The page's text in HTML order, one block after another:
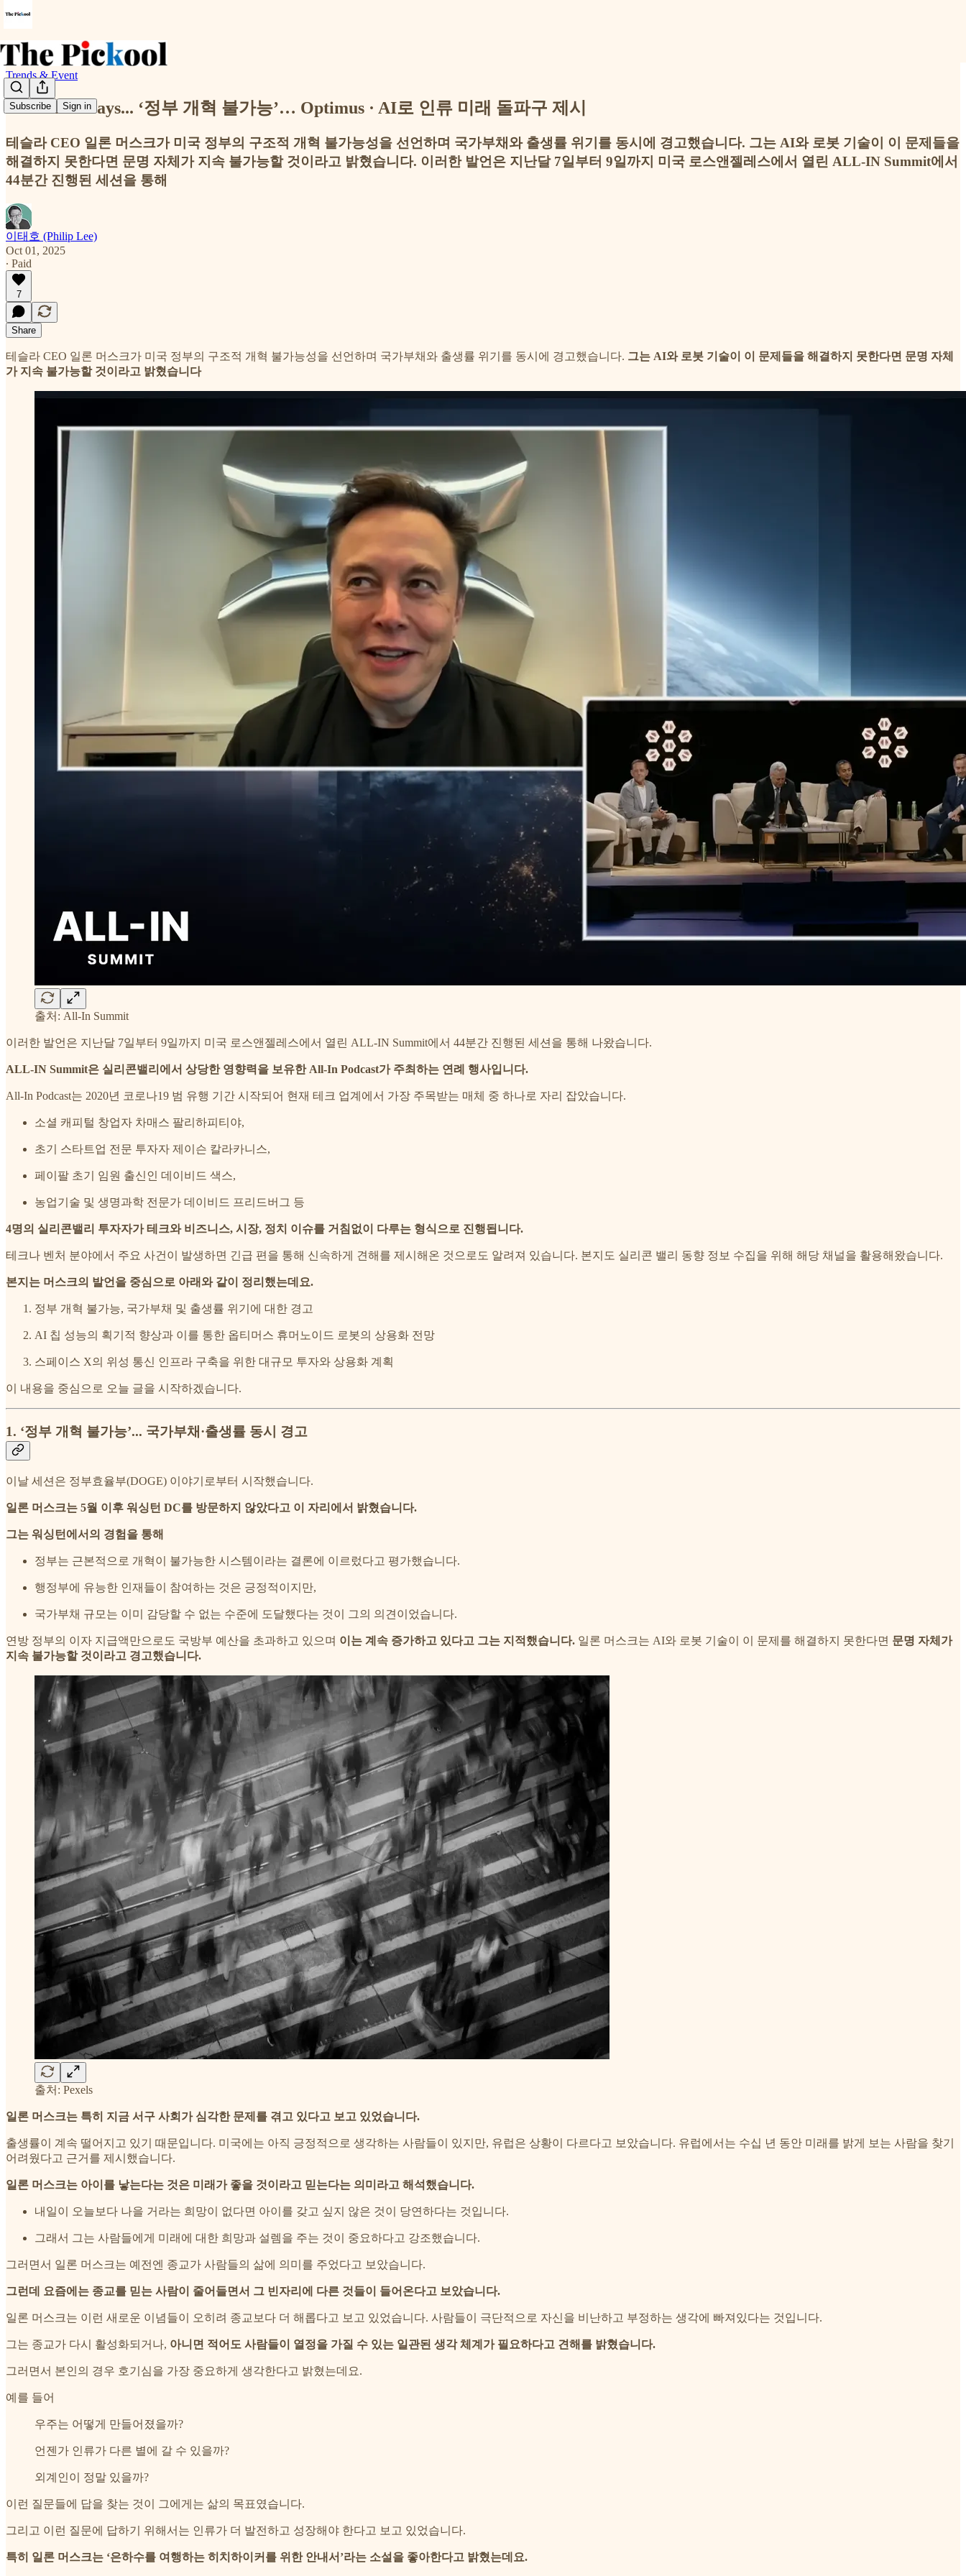
Subscribe Sign in
Trends & Event
Elon Musk says... ‘정부 개혁 불가능’… Optimus · AI로 인류 미래 돌파구 제시
테슬라 CEO 일론 머스크가 미국 정부의 구조적 개혁 불가능성을 선언하며 국가부채와 출생률 위기를 동시에 경고했습니다. 그는 AI와 로봇 기술이 이 문제들을
해결하지 못한다면 문명 자체가 지속 불가능할 것이라고 밝혔습니다. 이러한 발언은 지난달 7일부터 9일까지 미국 로스앤젤레스에서 열린 ALL-IN Summit에서
44분간 진행된 세션을 통해
이태호 (Philip Lee)
Oct 01, 2025
∙ Paid
7
Share
테슬라 CEO 일론 머스크가 미국 정부의 구조적 개혁 불가능성을 선언하며 국가부채와 출생률 위기를 동시에 경고했습니다. 그는 AI와 로봇 기술이 이 문제들을 해결하지 못한다면 문명 자체
가 지속 불가능할 것이라고 밝혔습니다
출처: All-In Summit
이러한 발언은 지난달 7일부터 9일까지 미국 로스앤젤레스에서 열린 ALL-IN Summit에서 44분간 진행된 세션을 통해 나왔습니다.
ALL-IN Summit은 실리콘밸리에서 상당한 영향력을 보유한 All-In Podcast가 주최하는 연례 행사입니다.
All-In Podcast는 2020년 코로나19 범 유행 기간 시작되어 현재 테크 업계에서 가장 주목받는 매체 중 하나로 자리 잡았습니다.
소셜 캐피털 창업자 차매스 팔리하피티야,
초기 스타트업 전문 투자자 제이슨 칼라카니스,
페이팔 초기 임원 출신인 데이비드 색스,
농업기술 및 생명과학 전문가 데이비드 프리드버그 등
4명의 실리콘밸리 투자자가 테크와 비즈니스, 시장, 정치 이슈를 거침없이 다루는 형식으로 진행됩니다.
테크나 벤처 분야에서 주요 사건이 발생하면 긴급 편을 통해 신속하게 견해를 제시해온 것으로도 알려져 있습니다. 본지도 실리콘 밸리 동향 정보 수집을 위해 해당 채널을 활용해왔습니다.
본지는 머스크의 발언을 중심으로 아래와 같이 정리했는데요.
정부 개혁 불가능, 국가부채 및 출생률 위기에 대한 경고
AI 칩 성능의 획기적 향상과 이를 통한 옵티머스 휴머노이드 로봇의 상용화 전망
스페이스 X의 위성 통신 인프라 구축을 위한 대규모 투자와 상용화 계획
이 내용을 중심으로 오늘 글을 시작하겠습니다.
1. ‘정부 개혁 불가능’... 국가부채·출생률 동시 경고
이날 세션은 정부효율부(DOGE) 이야기로부터 시작했습니다.
일론 머스크는 5월 이후 워싱턴 DC를 방문하지 않았다고 이 자리에서 밝혔습니다.
그는 워싱턴에서의 경험을 통해
정부는 근본적으로 개혁이 불가능한 시스템이라는 결론에 이르렀다고 평가했습니다.
행정부에 유능한 인재들이 참여하는 것은 긍정적이지만,
국가부채 규모는 이미 감당할 수 없는 수준에 도달했다는 것이 그의 의견이었습니다.
연방 정부의 이자 지급액만으로도 국방부 예산을 초과하고 있으며 이는 계속 증가하고 있다고 그는 지적했습니다. 일론 머스크는 AI와 로봇 기술이 이 문제를 해결하지 못한다면 문명 자체가
지속 불가능할 것이라고 경고했습니다.
출처: Pexels
일론 머스크는 특히 지금 서구 사회가 심각한 문제를 겪고 있다고 보고 있었습니다.
출생률이 계속 떨어지고 있기 때문입니다. 미국에는 아직 긍정적으로 생각하는 사람들이 있지만, 유럽은 상황이 다르다고 보았습니다. 유럽에서는 수십 년 동안 미래를 밝게 보는 사람을 찾기
어려웠다고 근거를 제시했습니다.
일론 머스크는 아이를 낳는다는 것은 미래가 좋을 것이라고 믿는다는 의미라고 해석했습니다.
내일이 오늘보다 나을 거라는 희망이 없다면 아이를 갖고 싶지 않은 것이 당연하다는 것입니다.
그래서 그는 사람들에게 미래에 대한 희망과 설렘을 주는 것이 중요하다고 강조했습니다.
그러면서 일론 머스크는 예전엔 종교가 사람들의 삶에 의미를 주었다고 보았습니다.
그런데 요즘에는 종교를 믿는 사람이 줄어들면서 그 빈자리에 다른 것들이 들어온다고 보았습니다.
일론 머스크는 이런 새로운 이념들이 오히려 종교보다 더 해롭다고 보고 있었습니다. 사람들이 극단적으로 자신을 비난하고 부정하는 생각에 빠져있다는 것입니다.
그는 종교가 다시 활성화되거나, 아니면 적어도 사람들이 열정을 가질 수 있는 일관된 생각 체계가 필요하다고 견해를 밝혔습니다.
그러면서 본인의 경우 호기심을 가장 중요하게 생각한다고 밝혔는데요.
예를 들어
우주는 어떻게 만들어졌을까?
언젠가 인류가 다른 별에 갈 수 있을까?
외계인이 정말 있을까?
이런 질문들에 답을 찾는 것이 그에게는 삶의 목표였습니다.
그리고 이런 질문에 답하기 위해서는 인류가 더 발전하고 성장해야 한다고 보고 있었습니다.
특히 일론 머스크는 ‘은하수를 여행하는 히치하이커를 위한 안내서’라는 소설을 좋아한다고 밝혔는데요.